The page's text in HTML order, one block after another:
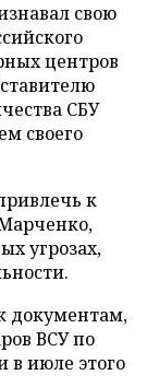
свою
центров
СБУ
своего
к
угрозах,
документам,
ВСУ по
в июле этого